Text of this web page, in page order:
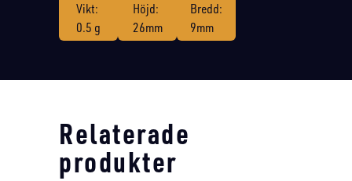
Vikt:
0.5 g
Höjd:
26mm
Bredd:
9mm
Relaterade
produkter